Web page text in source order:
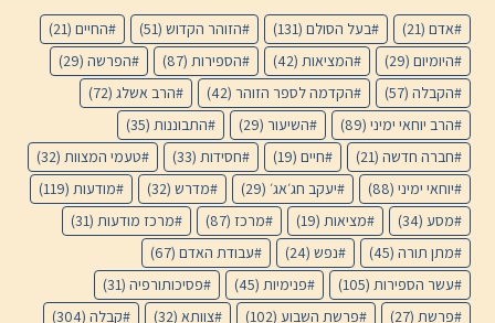
אדם (21) בעל הסולם (131) הזוהר הקדוש (51) החיים (21)
היומיום (29) המציאות (42) הספירות (87) הפרשה (29)
הקבלה (57) הקדמה לספר הזוהר (42) הרב אשלג (72)
הרב יוחאי ימיני (89) השיעור (29) התבוננות (35)
חברה חדשה (21) חיים (19) חסידות (33) טעמי המצוות (32)
יוחאי ימיני (88) יעקב חג׳אג׳ (29) מדרש (32) מודעות (119)
מסע (34) מציאות (19) מרכז (87) מרכז מודעות (31)
מתן תורה (45) נפש (24) עבודת האדם (67)
עשר הספירות (105) פנימיות (45) פסיכותורפיה (31)
פרשת (27) פרשת השבוע (102) צוותא (32) קבלה (304)